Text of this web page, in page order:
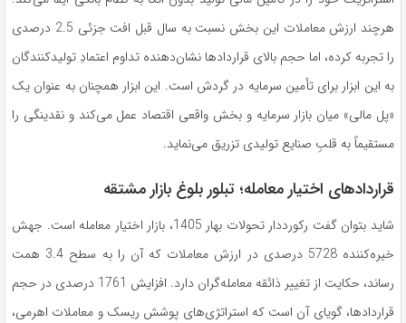
هرچند ارزش معاملات این بخش نسبت به سال قبل افت جزئی 2.5 درصدی
را تجربه کرده، اما حجم بالای قراردادها نشان‌دهنده تداوم اعتمادِ تولیدکنندگان
به این ابزار برای تأمین سرمایه در گردش است. این ابزار همچنان به عنوان یک
«پل مالی» میان بازار سرمایه و بخش واقعی اقتصاد عمل می‌کند و نقدینگی را
مستقیماً به قلبِ صنایع تولیدی تزریق می‌نماید.
قراردادهای اختیار معامله؛ تبلور بلوغ بازار مشتقه
شاید بتوان گفت رکورددار تحولات بهار 1405، بازار اختیار معامله است. جهش
خیره‌کننده 5728 درصدی در ارزش معاملات که آن را به سطح 3.4 همت
رساند، حکایت از تغییر ذائقه معامله‌گران دارد. افزایش 1761 درصدی در حجم
قراردادها، گویای آن است که استراتژی‌های پوشش ریسک و معاملات اهرمی،